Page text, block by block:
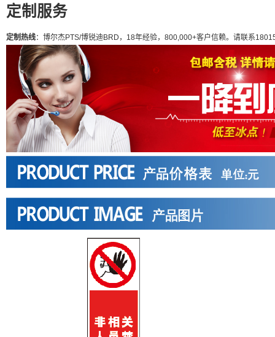
定制服务
定制热线：博尔杰PTS/博锐迪BRD，18年经验，800,000+客户信赖。请联系